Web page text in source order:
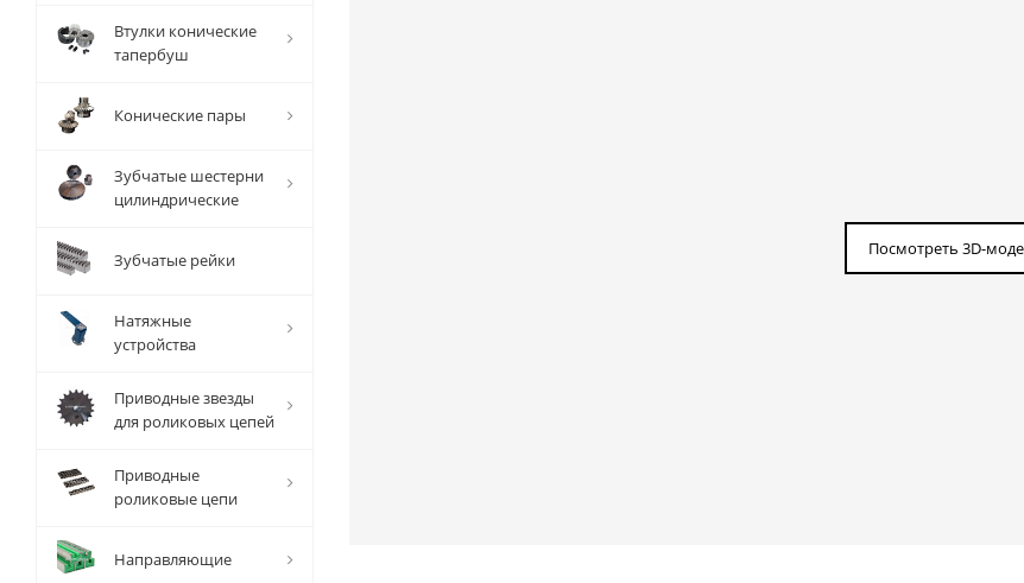
Посмотреть 3D-
Втулки конические
тапербуш
Конические пары
Зубчатые шестерни
цилиндрические
Зубчатые рейки
Натяжные
устройства
Приводные звезды
для роликовых цепей
Приводные
роликовые цепи
Направляющие